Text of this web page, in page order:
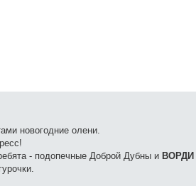
новогодние олени.
- подопечные Доброй Дубны и ВОРДИ